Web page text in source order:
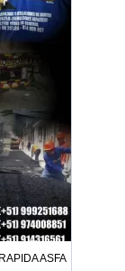
ASFALTO EN